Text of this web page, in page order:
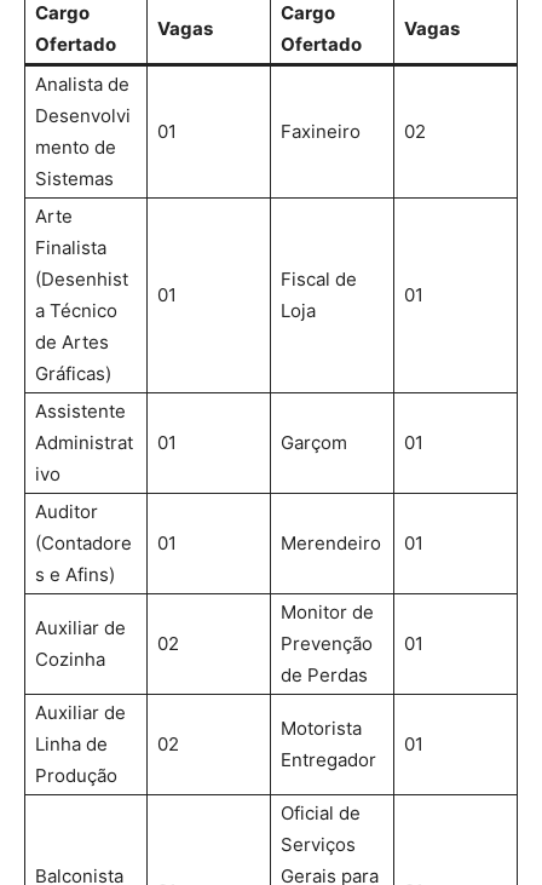
Cargo
Ofertado
Vagas
Cargo
Ofertado
Vagas
Analista de
Desenvolvi
mento de
Sistemas
01 Faxineiro 02
Arte
Finalista
(Desenhist
a Técnico
de Artes
Gráficas)
01
Fiscal de
Loja
01
Assistente
Administrat
ivo
01 Garçom 01
Auditor
(Contadore
s e Afins)
01 Merendeiro 01
Auxiliar de
Cozinha
02
Monitor de
Prevenção
de Perdas
01
Auxiliar de
Linha de
Produção
02
Motorista
Entregador
01
Balconista
Oficial de
Serviços
Gerais para